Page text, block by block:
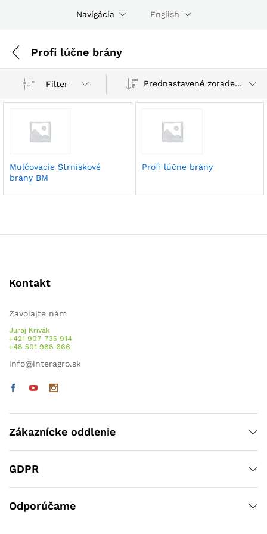
Navigácia English
Profi lúčne brány
Filter Prednastavené zoradenie
Mulčovacie Strniskové
brány BM
Profi lúčne brány
Kontakt
Zavolajte nám
Juraj Krivák
+421 907 735 914
+48 501 988 666
info@interagro.sk
Zákaznícke oddlenie
GDPR
Odporúčame